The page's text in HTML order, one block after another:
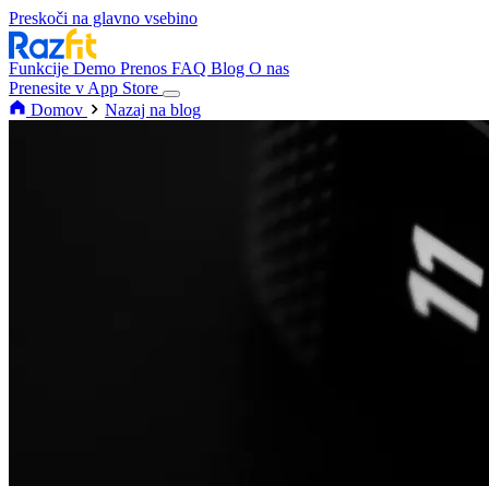
Preskoči na glavno vsebino
Funkcije Demo Prenos FAQ Blog O nas
Prenesite v App Store
Domov
Nazaj na blog